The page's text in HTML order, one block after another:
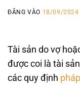
ĐĂNG VÀO 18/09/2024
Tài sản do vợ
được coi là tài
các quy định